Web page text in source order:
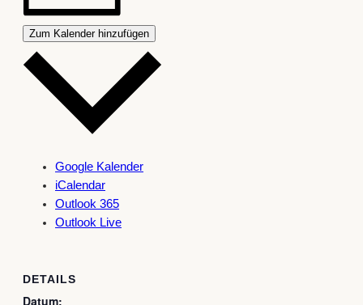
Zum Kalender hinzufügen
Google Kalender
iCalendar
Outlook 365
Outlook Live
DETAILS
Datum: